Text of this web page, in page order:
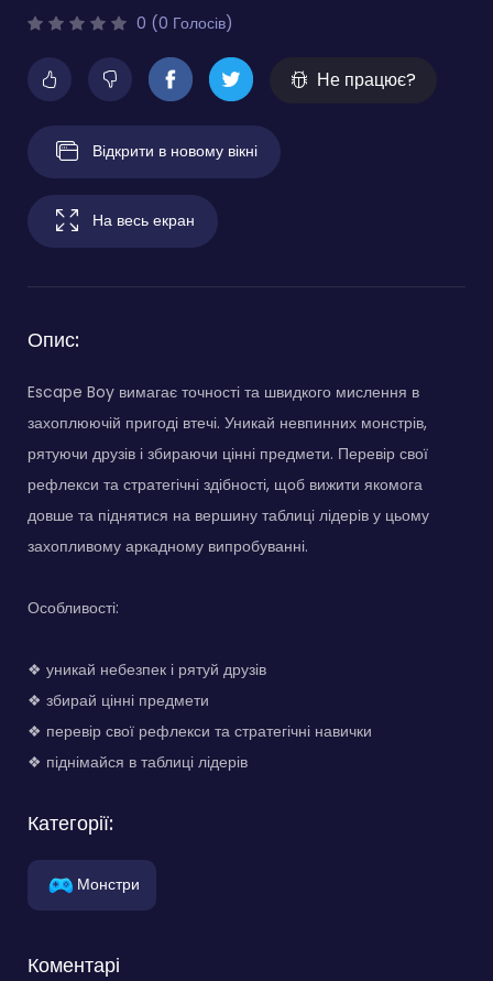
0 (0 Голосів)
Не працює?
Відкрити в новому вікні
На весь екран
Опис:
Escape Boy вимагає точності та швидкого мислення в
захоплюючій пригоді втечі. Уникай невпинних монстрів,
рятуючи друзів і збираючи цінні предмети. Перевір свої
рефлекси та стратегічні здібності, щоб вижити якомога
довше та піднятися на вершину таблиці лідерів у цьому
захопливому аркадному випробуванні.
Особливості:
❖ уникай небезпек і рятуй друзів
❖ збирай цінні предмети
❖ перевір свої рефлекси та стратегічні навички
❖ піднімайся в таблиці лідерів
Категорії:
Монстри
Коментарі